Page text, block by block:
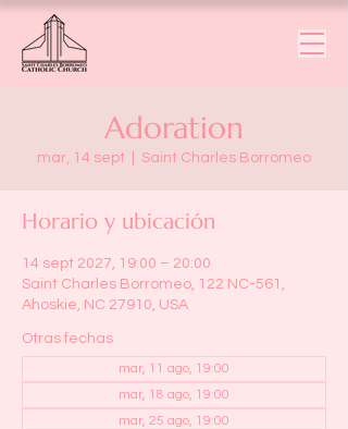
Adoration
mar, 14 sept Saint Charles Borromeo
Horario y ubicación
14 sept 2027, 19:00 – 20:00
Saint Charles Borromeo, 122 NC-561,
Ahoskie, NC 27910, USA
Otras fechas
mar, 11 ago, 19:00
mar, 18 ago, 19:00
mar, 25 ago, 19:00